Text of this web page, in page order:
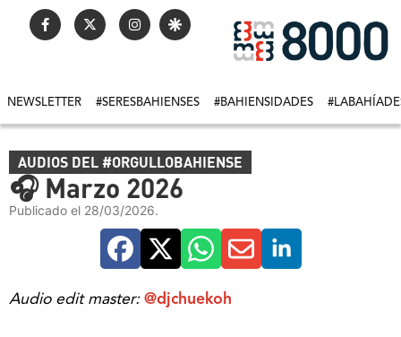
NEWSLETTER #SERESBAHIENSES #BAHIENSIDADES
AUDIOS DEL #ORGULLOBAHIENSE
🎧 Marzo 2026
Publicado el 28/03/2026.
Audio edit master: @djchuekoh